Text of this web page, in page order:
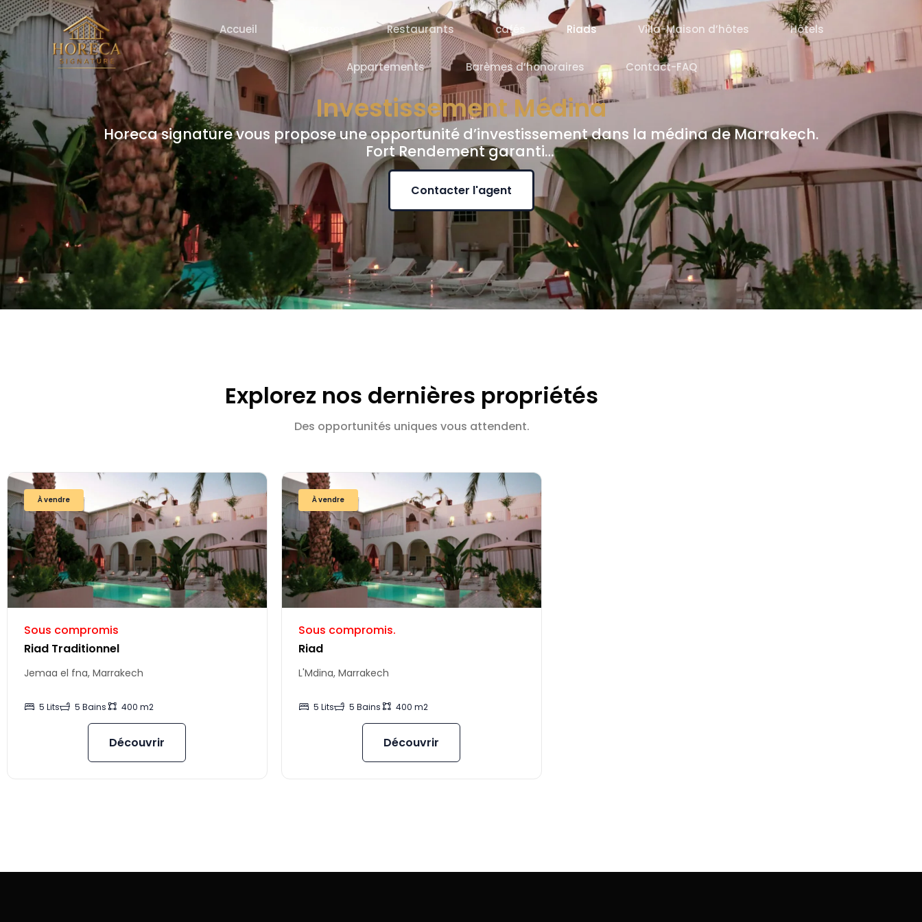
Accueil Restaurants cafés Riads Villa-Maison d’hôtes Hôtels
Appartements Barèmes d’honoraires Contact-FAQ
Investissement Médina
Horeca signature vous propose une opportunité d’investissement dans la médina de Marrakech.
Fort Rendement garanti…
Contacter l'agent
Explorez nos dernières propriétés
Des opportunités uniques vous attendent.
À vendre
Sous compromis
Riad Traditionnel
Jemaa el fna, Marrakech
5 Lits 5 Bains 400 m2
Découvrir
À vendre
Sous compromis.
Riad
L'Mdina, Marrakech
5 Lits 5 Bains 400 m2
Découvrir